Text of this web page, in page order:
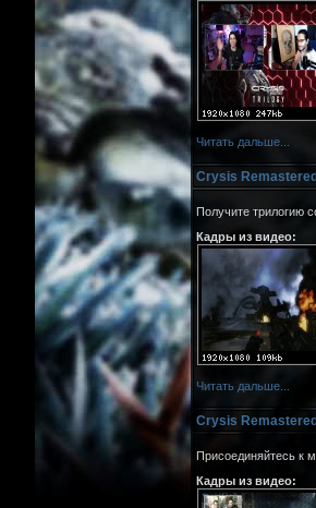
Читать дальше...
Crysis
Получите трилогию
Кадры из видео:
Читать дальше...
Crysis
Присоединяйтесь к
Кадры из видео: